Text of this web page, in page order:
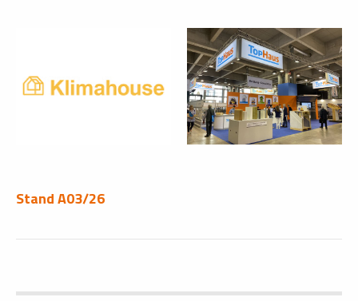
Stand A03/26